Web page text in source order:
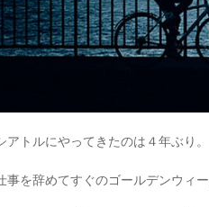
アトルにやってきたのは４年ぶり。
事を辞めてすぐのゴールデンウィー